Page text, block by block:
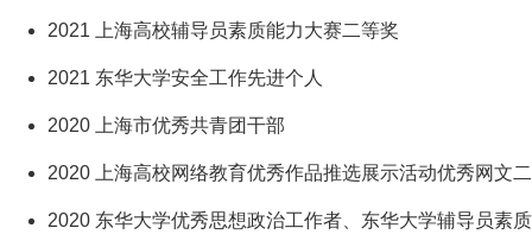
2021 上海高校辅导员素质能力大赛二等奖
2021 东华大学安全工作先进个人
2020 上海市优秀共青团干部
2020 上海高校网络教育优秀作品推选展示活动优秀网文
2020 东华大学优秀思想政治工作者、东华大学辅导员素